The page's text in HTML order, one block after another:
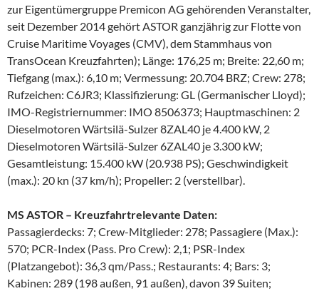
zur Eigentümergruppe Premicon AG gehörenden Veranstalter,
seit Dezember 2014 gehört ASTOR ganzjährig zur Flotte von
Cruise Maritime Voyages (CMV), dem Stammhaus von
TransOcean Kreuzfahrten); Länge: 176,25 m; Breite: 22,60 m;
Tiefgang (max.): 6,10 m; Vermessung: 20.704 BRZ; Crew: 278;
Rufzeichen: C6JR3; Klassifizierung: GL (Germanischer Lloyd);
IMO-Registriernummer: IMO 8506373; Hauptmaschinen: 2
Dieselmotoren Wärtsilä-Sulzer 8ZAL40 je 4.400 kW, 2
Dieselmotoren Wärtsilä-Sulzer 6ZAL40 je 3.300 kW;
Gesamtleistung: 15.400 kW (20.938 PS); Geschwindigkeit
(max.): 20 kn (37 km/h); Propeller: 2 (verstellbar).
MS ASTOR – Kreuzfahrtrelevante Daten:
Passagierdecks: 7; Crew-Mitglieder: 278; Passagiere (Max.):
570; PCR-Index (Pass. Pro Crew): 2,1; PSR-Index
(Platzangebot): 36,3 qm/Pass.; Restaurants: 4; Bars: 3;
Kabinen: 289 (198 außen, 91 außen), davon 39 Suiten;